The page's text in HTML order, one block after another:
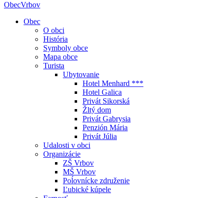
ObecVrbov
Obec
O obci
História
Symboly obce
Mapa obce
Turista
Ubytovanie
Hotel Menhard ***
Hotel Galica
Privát Sikorská
Žltý dom
Privát Gabrysia
Penzión Mária
Privát Júlia
Udalosti v obci
Organizácie
ZŠ Vrbov
MŠ Vrbov
Poĺovnícke združenie
Ľubické kúpele